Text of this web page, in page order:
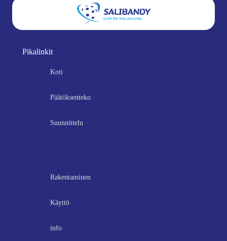
Pikalinkit
Koti
Päätöksenteko
Suunnittelu
Rakentaminen
Käyttö
info